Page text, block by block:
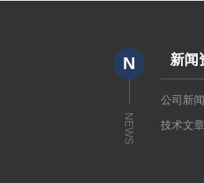
N
NEWS
新闻
公司新
技术文